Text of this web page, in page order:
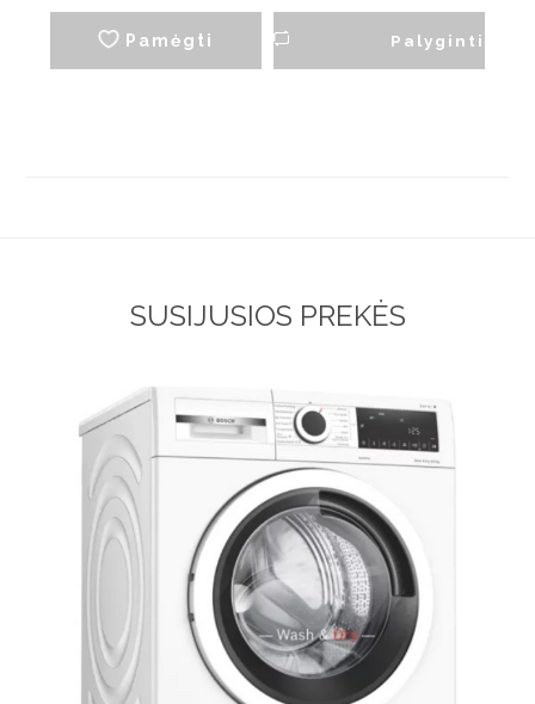
Pamėgti Palyginti
SUSIJUSIOS PREKĖS